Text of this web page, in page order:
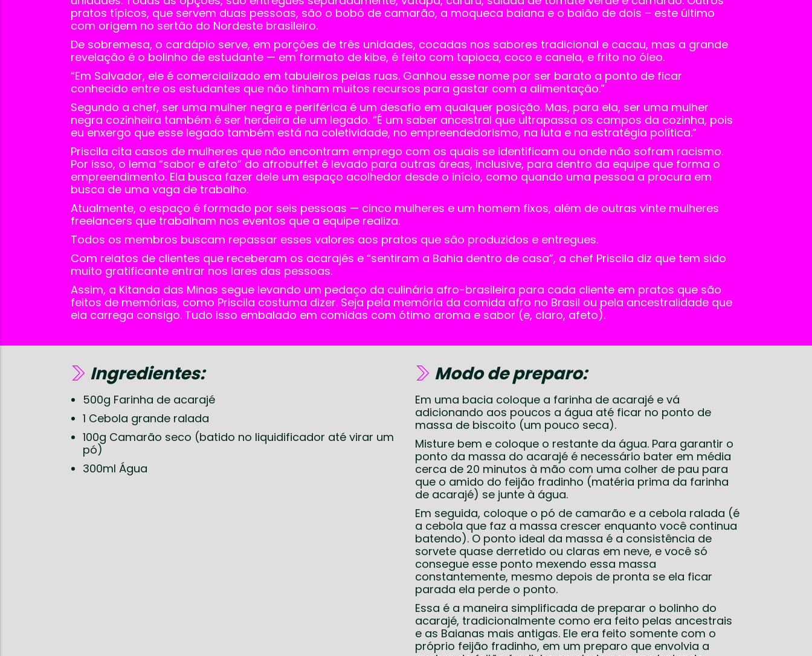
pratos típicos, que servem duas pessoas, são o bobó de camarão, a moqueca baiana e o baião de dois – este último
com origem no sertão do Nordeste brasileiro.
De sobremesa, o cardápio serve, em porções de três unidades, cocadas nos sabores tradicional e cacau, mas a grande
revelação é o bolinho de estudante — em formato de kibe, é feito com tapioca, coco e canela, e frito no óleo.
“Em Salvador, ele é comercializado em tabuleiros pelas ruas. Ganhou esse nome por ser barato a ponto de ficar
conhecido entre os estudantes que não tinham muitos recursos para gastar com a alimentação.”
Segundo a chef, ser uma mulher negra e periférica é um desafio em qualquer posição. Mas, para ela, ser uma mulher
negra cozinheira também é ser herdeira de um legado. “É um saber ancestral que ultrapassa os campos da cozinha, pois
eu enxergo que esse legado também está na coletividade, no empreendedorismo, na luta e na estratégia política.”
Priscila cita casos de mulheres que não encontram emprego com os quais se identificam ou onde não sofram racismo.
Por isso, o lema “sabor e afeto” do afrobuffet é levado para outras áreas, inclusive, para dentro da equipe que forma o
empreendimento. Ela busca fazer dele um espaço acolhedor desde o início, como quando uma pessoa a procura em
busca de uma vaga de trabalho.
Atualmente, o espaço é formado por seis pessoas — cinco mulheres e um homem fixos, além de outras vinte mulheres
freelancers que trabalham nos eventos que a equipe realiza.
Todos os membros buscam repassar esses valores aos pratos que são produzidos e entregues.
Com relatos de clientes que receberam os acarajés e “sentiram a Bahia dentro de casa”, a chef Priscila diz que tem sido
muito gratificante entrar nos lares das pessoas.
Assim, a Kitanda das Minas segue levando um pedaço da culinária afro-brasileira para cada cliente em pratos que são
feitos de memórias, como Priscila costuma dizer. Seja pela memória da comida afro no Brasil ou pela ancestralidade que
ela carrega consigo. Tudo isso embalado em comidas com ótimo aroma e sabor (e, claro, afeto).
Ingredientes:
500g Farinha de acarajé
1 Cebola grande ralada
100g Camarão seco (batido no liquidificador até virar um
pó)
300ml Água
Modo de preparo:
Em uma bacia coloque a farinha de acarajé e vá
adicionando aos poucos a água até ficar no ponto de
massa de biscoito (um pouco seca).
Misture bem e coloque o restante da água. Para garantir o
ponto da massa do acarajé é necessário bater em média
cerca de 20 minutos à mão com uma colher de pau para
que o amido do feijão fradinho (matéria prima da farinha
de acarajé) se junte à água.
Em seguida, coloque o pó de camarão e a cebola ralada (é
a cebola que faz a massa crescer enquanto você continua
batendo). O ponto ideal da massa é a consistência de
sorvete quase derretido ou claras em neve, e você só
consegue esse ponto mexendo essa massa
constantemente, mesmo depois de pronta se ela ficar
parada ela perde o ponto.
Essa é a maneira simplificada de preparar o bolinho do
acarajé, tradicionalmente como era feito pelas ancestrais
e as Baianas mais antigas. Ele era feito somente com o
próprio feijão fradinho, em um preparo que envolvia a